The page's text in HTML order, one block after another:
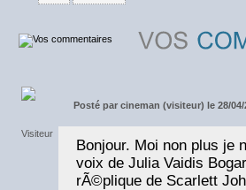
Posté par cineman (visiteur) le 28/04/
Bonjour. Moi non plus je
voix de Julia Vaidis
rÃ©plique de Scarlett